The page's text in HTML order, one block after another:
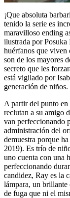
¡Que absoluta
tenido la serie es
maravilloso ending
ilustrada por
huérfanos que viven
son de los mayores
secreto que les
está vigilado por
generación de niños.
A partir del punto
reclutan a su amigo
van perfeccionando
administración del
demuestra porque
2019). Es trío de
uno cuenta con una
perfeccionando
candidez, Ray es la
lámpara, un brillante
de fuga que ni el